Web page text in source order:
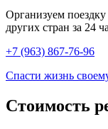
Организуем
других стран за 24
+7 (963) 867-76-96
Спасти жизнь
Стоимость